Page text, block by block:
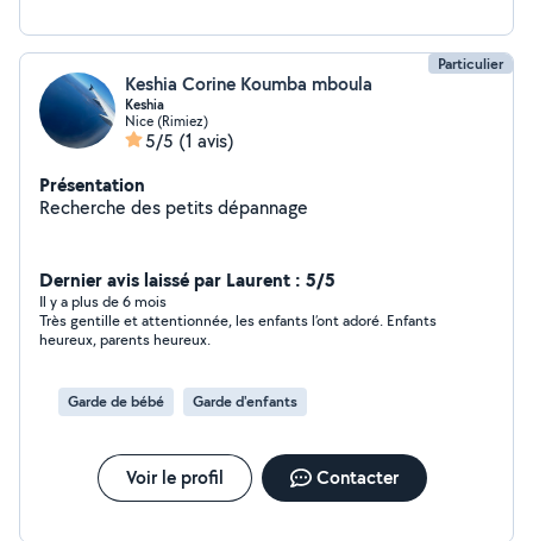
Particulier
Keshia Corine Koumba mboula
Keshia
Nice (Rimiez)
5/5 (1 avis)
Présentation
Recherche des petits dépannage
Dernier avis laissé par Laurent : 5/5
Il y a plus de 6 mois
Très gentille et attentionnée, les enfants l’ont adoré. Enfants
heureux, parents heureux.
Garde de bébé Garde d'enfants
Voir le profil Contacter